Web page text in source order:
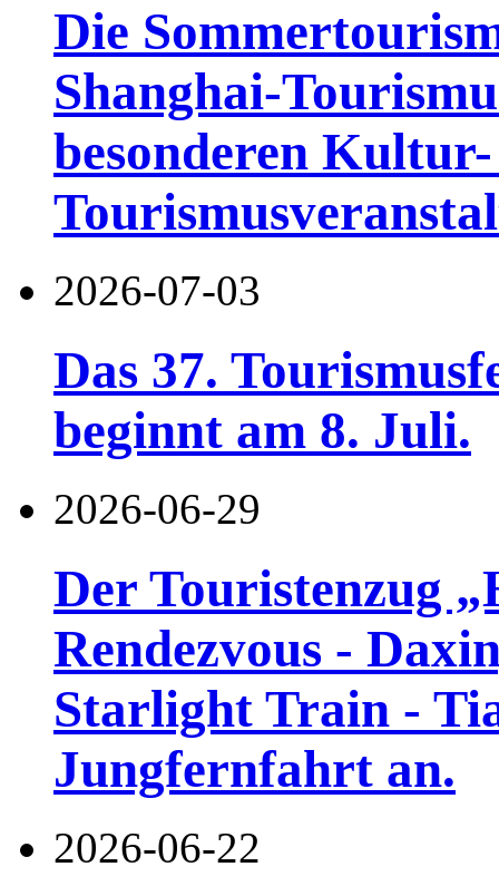
Die
Shanghai-
besonderen
2026-07-03
Das 37.
beginnt am 8. Juli.
2026-06-29
Der Touristenzug
Rendezvous -
Starlight Train -
Jungfernfahrt an.
2026-06-22